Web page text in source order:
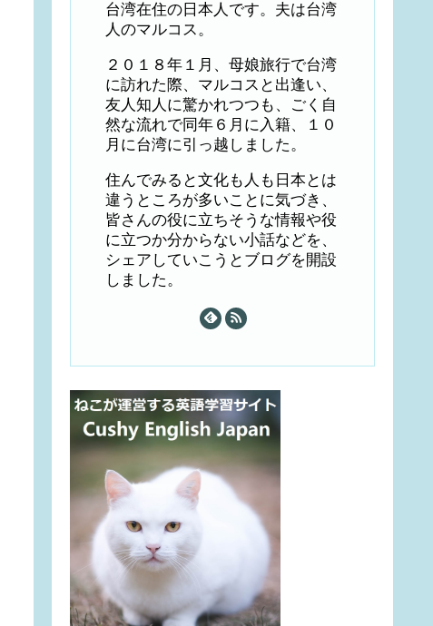
台湾在住の日本人です。夫は台湾
人のマルコス。
２０１８年１月、母娘旅行で台湾
に訪れた際、マルコスと出逢い、
友人知人に驚かれつつも、ごく自
然な流れで同年６月に入籍、１０
月に台湾に引っ越しました。
住んでみると文化も人も日本とは
違うところが多いことに気づき、
皆さんの役に立ちそうな情報や役
に立つか分からない小話などを、
シェアしていこうとブログを開設
しました。